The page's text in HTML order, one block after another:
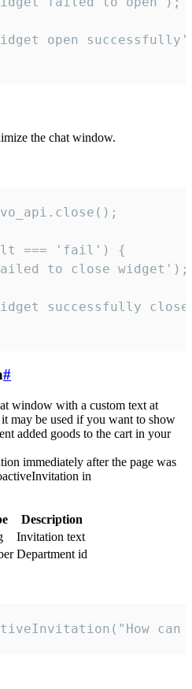
open
the chat window.
=== 'fail') {
to close widget');
successfully
#
window with a custom text at
may be used if you want to show
added goods to the cart in your
immediately after the page was
in
Description
Invitation text
Department id